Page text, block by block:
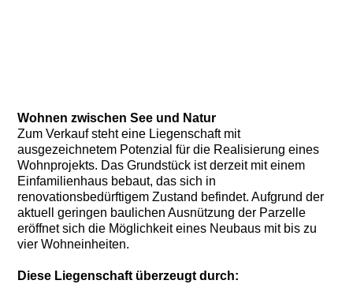
Wohnen zwischen See und Natur
Zum Verkauf steht eine Liegenschaft mit
ausgezeichnetem Potenzial für die Realisierung eines
Wohnprojekts. Das Grundstück ist derzeit mit einem
Einfamilienhaus bebaut, das sich in
renovationsbedürftigem Zustand befindet. Aufgrund der
aktuell geringen baulichen Ausnützung der Parzelle
eröffnet sich die Möglichkeit eines Neubaus mit bis zu
vier Wohneinheiten.
Diese Liegenschaft überzeugt durch: